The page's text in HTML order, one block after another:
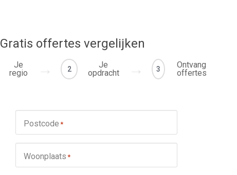
Gratis offertes vergelijken
Je
regio
2
Je
opdracht
3
Ontvang
offertes
Postcode *
Woonplaats *